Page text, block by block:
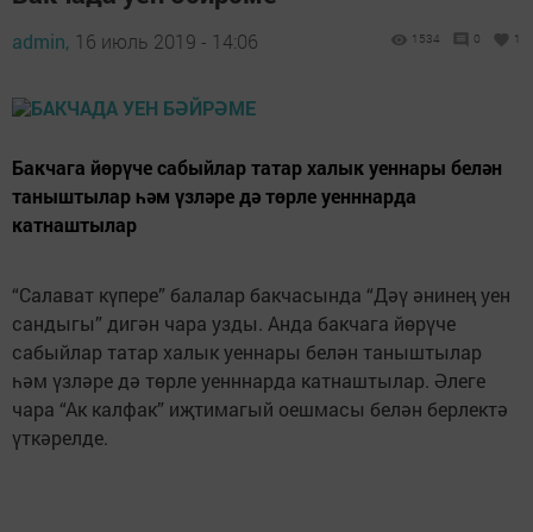
admin, 16 июль 2019 - 14:06 1534 0 1
Бакчага йөрүче сабыйлар татар халык уеннары белән
таныштылар һәм үзләре дә төрле уенннарда
катнаштылар
“Салават күпере” балалар бакчасында “Дәү әнинең уен
сандыгы” дигән чара узды. Анда бакчага йөрүче
сабыйлар татар халык уеннары белән таныштылар
һәм үзләре дә төрле уенннарда катнаштылар. Әлеге
чара “Ак калфак” иҗтимагый оешмасы белән берлектә
үткәрелде.